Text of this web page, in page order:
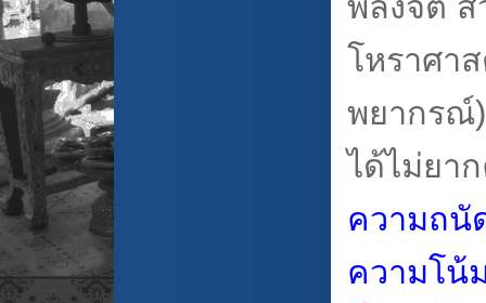
โหราศา
พยากรณ์)
ได้ไม่ยา
ความถนั
ความโน้